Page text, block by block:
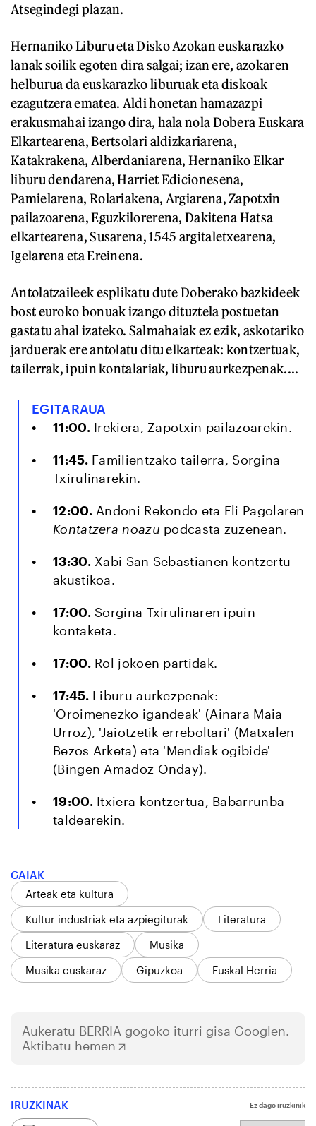
Atsegindegi plazan.
Hernaniko Liburu eta Disko Azokan euskarazko
lanak soilik egoten dira salgai; izan ere, azokaren
helburua da euskarazko liburuak eta diskoak
ezagutzera ematea. Aldi honetan hamazazpi
erakusmahai izango dira, hala nola Dobera Euskara
Elkartearena, Bertsolari aldizkariarena,
Katakrakena, Alberdaniarena, Hernaniko Elkar
liburu dendarena, Harriet Edicionesena,
Pamielarena, Rolariakena, Argiarena, Zapotxin
pailazoarena, Eguzkilorerena, Dakitena Hatsa
elkartearena, Susarena, 1545 argitaletxearena,
Igelarena eta Ereinena.
Antolatzaileek esplikatu dute Doberako bazkideek
bost euroko bonuak izango dituztela postuetan
gastatu ahal izateko. Salmahaiak ez ezik, askotariko
jarduerak ere antolatu ditu elkarteak: kontzertuak,
tailerrak, ipuin kontalariak, liburu aurkezpenak....
EGITARAUA
11:00.Irekiera, Zapotxin pailazoarekin.
11:45.Familientzako tailerra, Sorgina
Txirulinarekin.
12:00.Andoni Rekondo eta Eli Pagolaren
Kontatzera noazu podcasta zuzenean.
13:30.Xabi San Sebastianen kontzertu
akustikoa.
17:00.Sorgina Txirulinaren ipuin
kontaketa.
17:00.Rol jokoen partidak.
17:45.Liburu aurkezpenak:
'Oroimenezko igandeak' (Ainara Maia
Urroz), 'Jaiotzetik erreboltari' (Matxalen
Bezos Arketa) eta 'Mendiak ogibide'
(Bingen Amadoz Onday).
19:00.Itxiera kontzertua, Babarrunba
taldearekin.
GAIAK
Arteak eta kultura
Kultur industriak eta azpiegiturak
Literatura
Literatura euskaraz
Musika
Musika euskaraz
Gipuzkoa Euskal Herria
Aukeratu BERRIA gogoko iturri gisa Googlen.
Aktibatu hemen
IRUZKINAK Ez dago iruzkinik